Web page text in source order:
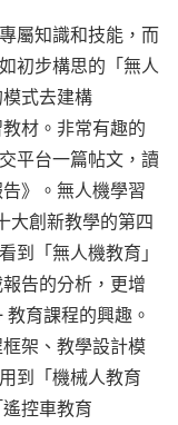
屬知識和技能，而
初步構思的「無人
式去建構
材。非常有趣的
平台一篇帖文，讀
》。無人機學習
大創新教學的第四
到「無人機教育」
告的分析，更增
育課程的興趣。
架、教學設計模
到「機械人教育
遙控車教育